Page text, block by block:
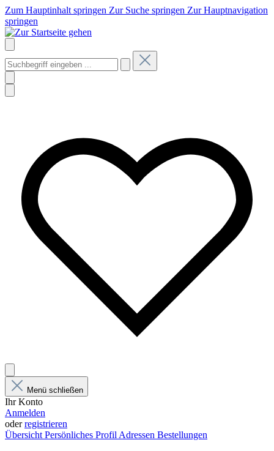
Zum Hauptinhalt springen Zur Suche springen Zur Hauptnavigation
springen
Menü schließen
Ihr Konto
Anmelden
oderregistrieren
Übersicht Persönliches Profil Adressen Bestellungen